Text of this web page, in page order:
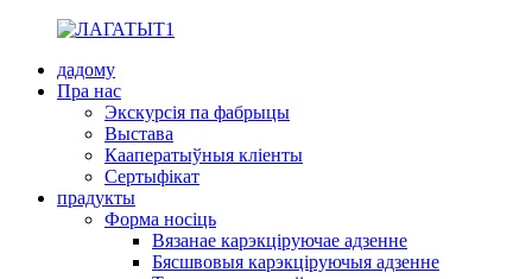
дадому
Пра нас
Экскурсія па фабрыцы
Выстава
Кааператыўныя кліенты
Сертыфікат
прадукты
Форма носіць
Вязанае карэкціруючае адзенне
Бясшвовыя карэкціруючыя адзенне